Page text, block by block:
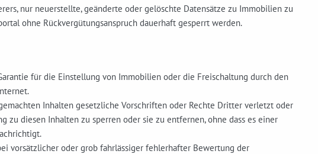
nur neuerstellte, geänderte oder gelöschte Datensätze zu Immobilien zu
ohne Rückvergütungsanspruch dauerhaft gesperrt werden.
für die Einstellung von Immobilien oder die Freischaltung durch den
Inhalten gesetzliche Vorschriften oder Rechte Dritter verletzt oder
diesen Inhalten zu sperren oder sie zu entfernen, ohne dass es einer
vorsätzlicher oder grob fahrlässiger fehlerhafter Bewertung der